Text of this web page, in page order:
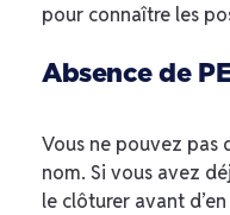
pour connaître les
Absence de
Vous ne pouvez pas
nom. Si vous avez
le clôturer avant